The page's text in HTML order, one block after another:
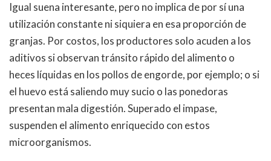
Igual suena interesante, pero no implica de por sí una
utilización constante ni siquiera en esa proporción de
granjas. Por costos, los productores solo acuden a los
aditivos si observan tránsito rápido del alimento o
heces líquidas en los pollos de engorde, por ejemplo; o si
el huevo está saliendo muy sucio o las ponedoras
presentan mala digestión. Superado el impase,
suspenden el alimento enriquecido con estos
microorganismos.